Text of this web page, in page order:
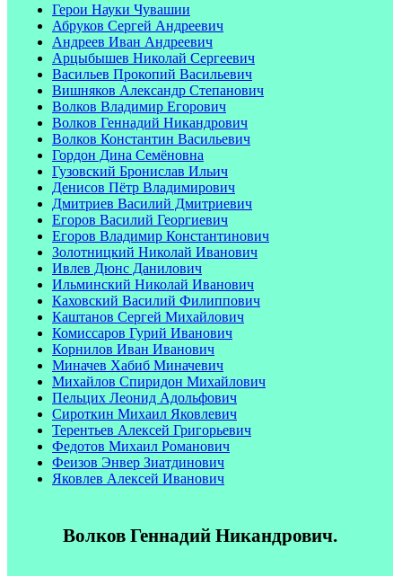
Герои Науки Чувашии
Абруков Сергей Андреевич
Андреев Иван Андреевич
Арцыбышев Николай Сергеевич
Васильев Прокопий Васильевич
Вишняков Александр Степанович
Волков Владимир Егорович
Волков Геннадий Никандрович
Волков Константин Васильевич
Гордон Дина Семёновна
Гузовский Бронислав Ильич
Денисов Пётр Владимирович
Дмитриев Василий Дмитриевич
Егоров Василий Георгиевич
Егоров Владимир Константинович
Золотницкий Николай Иванович
Ивлев Дюнс Данилович
Ильминский Николай Иванович
Каховский Василий Филиппович
Каштанов Сергей Михайлович
Комиссаров Гурий Иванович
Корнилов Иван Иванович
Миначев Хабиб Миначевич
Михайлов Спиридон Михайлович
Пельцих Леонид Адольфович
Сироткин Михаил Яковлевич
Терентьев Алексей Григорьевич
Федотов Михаил Романович
Феизов Энвер Зиатдинович
Яковлев Алексей Иванович
Волков Геннадий Никандрович.